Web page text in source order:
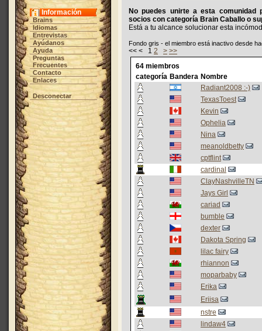
Información
Brains
Idiomas
Entrevistas
Ayúdanos
Ayuda
Preguntas
Frecuentes
Contacto
Enlaces
Desconectar
No puedes unirte a esta comunidad
socios con categoría Brain Caballo o
Está a tu alcance solucionar esta
Fondo gris - el miembro está inactivo desde
<< < 1 2 > >>
64 miembros
categoría Bandera Nombre
Radiant2008 :-)
TexasToest
Kevin
Ophelia
Nina
meanoldbetty
cptflint
cardinal
ClayNashvilleTN
Jays Girl
cariad
bumble
dexter
Dakota Spring
lilac fairy
rhiannon
moparbaby
Erika
Eriisa
nstre
lindaw4